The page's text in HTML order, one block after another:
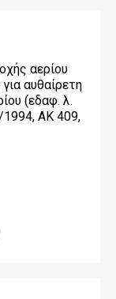
αερίου
αυθαίρετη
(εδαφ. λ.
1994, ΑΚ 409,